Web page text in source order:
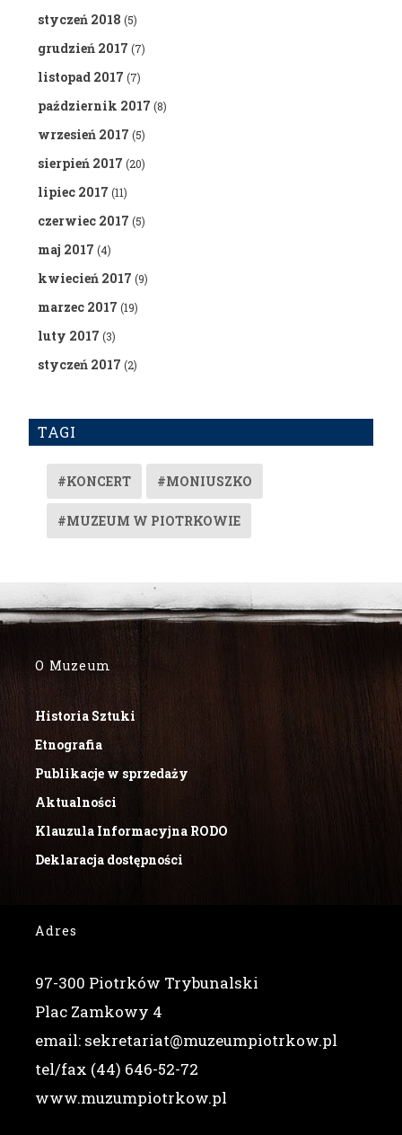
styczeń 2018 (5)
grudzień 2017 (7)
listopad 2017 (7)
październik 2017 (8)
wrzesień 2017 (5)
sierpień 2017 (20)
lipiec 2017 (11)
czerwiec 2017 (5)
maj 2017 (4)
kwiecień 2017 (9)
marzec 2017 (19)
luty 2017 (3)
styczeń 2017 (2)
TAGI
#KONCERT #MONIUSZKO
#MUZEUM W PIOTRKOWIE
O Muzeum
Historia Sztuki
Etnografia
Publikacje w sprzedaży
Aktualności
Klauzula Informacyjna RODO
Deklaracja dostępności
Adres
97-300 Piotrków Trybunalski
Plac Zamkowy 4
email: sekretariat@muzeumpiotrkow.pl
tel/fax (44) 646-52-72
www.muzumpiotrkow.pl